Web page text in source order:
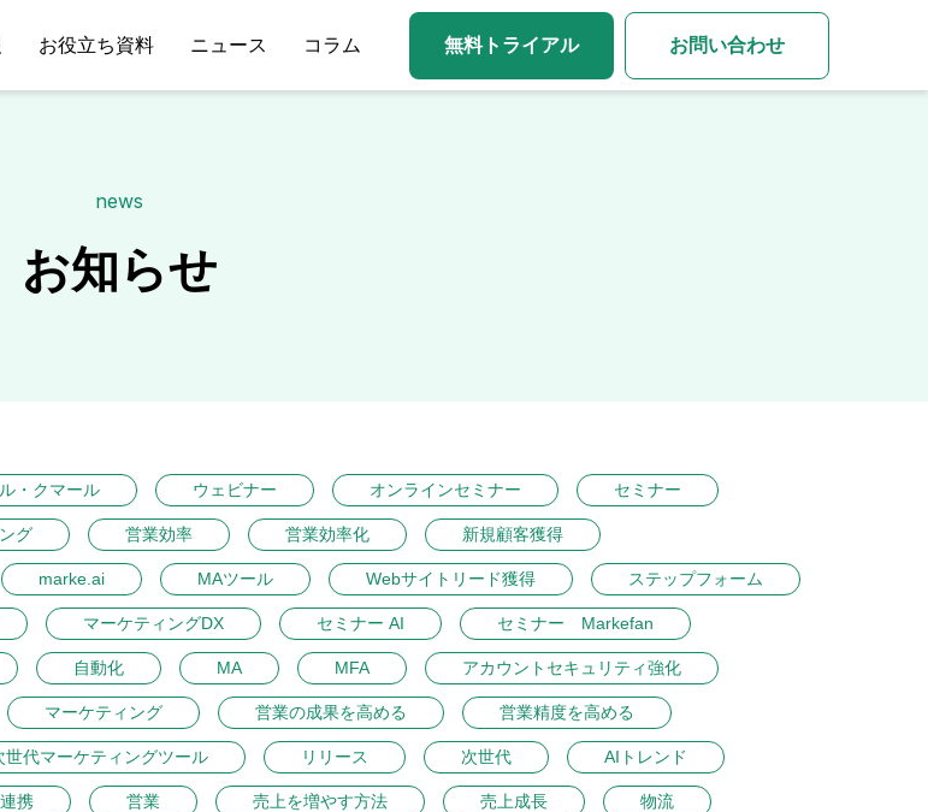
お役立ち資料 ニュース コラム 無料トライアル お問い合わせ
news
お知らせ
・クマール ウェビナー オンラインセミナー セミナー
グ 営業効率 営業効率化 新規顧客獲得
marke.ai MAツール Webサイトリード獲得 ステップフォーム
マーケティングDX セミナー AI セミナー Markefan
自動化 MA MFA アカウントセキュリティ強化
マーケティング 営業の成果を高める 営業精度を高める
世代マーケティングツール リリース 次世代 AIトレンド
携 営業 売上を増やす方法 売上成長 物流